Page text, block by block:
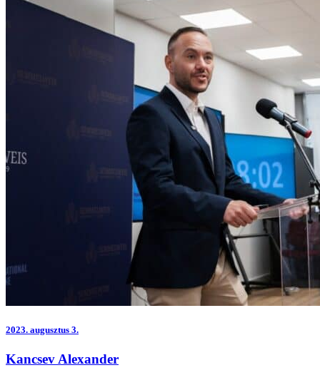
2023. augusztus 3.
Kancsev Alexander